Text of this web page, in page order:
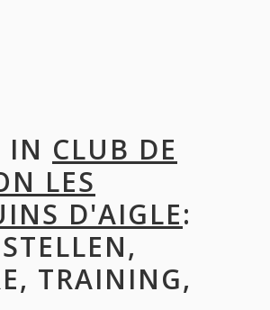
IN CLUB DE
LES
D'AIGLE:
TRAINING,